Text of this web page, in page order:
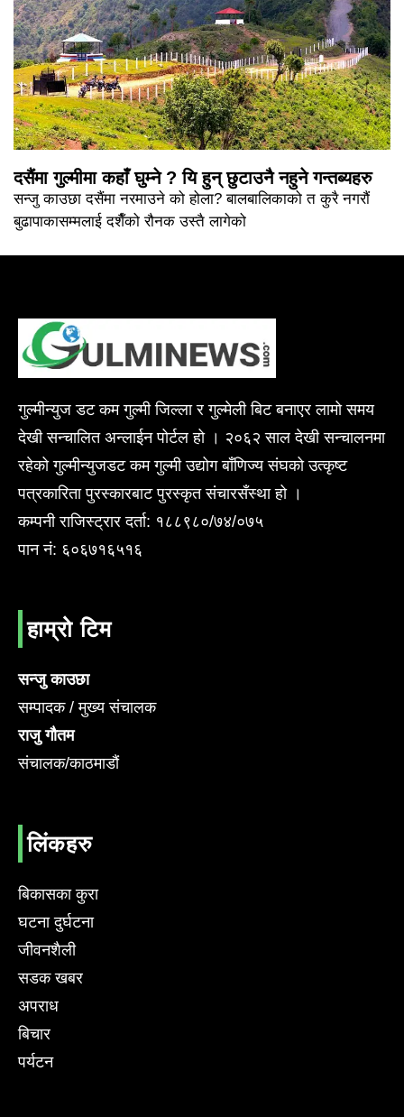
दसैंमा गुल्मीमा कहाँ घुम्ने ? यि हुन् छुटाउनै नहुने गन्तब्यहरु
सन्जु काउछा दसैंमा नरमाउने को होला? बालबालिकाको त कुरै नगरौं
बुढापाकासम्मलाई दशैँको रौनक उस्तै लागेको
गुल्मीन्युज डट कम गुल्मी जिल्ला र गुल्मेली बिट बनाएर लामो समय
देखी सन्चालित अन्लाईन पोर्टल हो । २०६२ साल देखी सन्चालनमा
रहेको गुल्मीन्युजडट कम गुल्मी उद्योग बाँणिज्य संघको उत्कृष्ट
पत्रकारिता पुरस्कारबाट पुरस्कृत संचारसँस्था हो ।
कम्पनी राजिस्ट्रार दर्ता: १८८९८०/७४/०७५
पान नं: ६०६७१६५१६
हाम्रो टिम
सन्जु काउछा
सम्पादक / मुख्य संचालक
राजु गौतम
संचालक/काठमाडौं
लिंकहरु
बिकासका कुरा
घटना दुर्घटना
जीवनशैली
सडक खबर
अपराध
बिचार
पर्यटन